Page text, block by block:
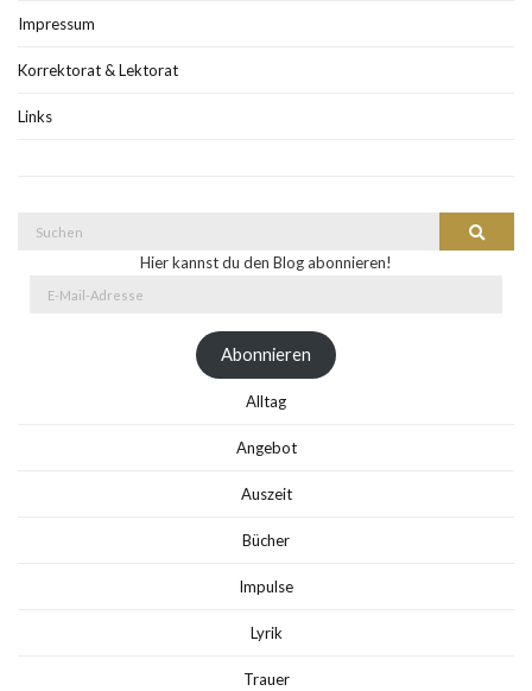
Impressum
Korrektorat & Lektorat
Links
Suchen
Hier kannst du den Blog abonnieren!
Abonnieren
Alltag
Angebot
Auszeit
Bücher
Impulse
Lyrik
Trauer